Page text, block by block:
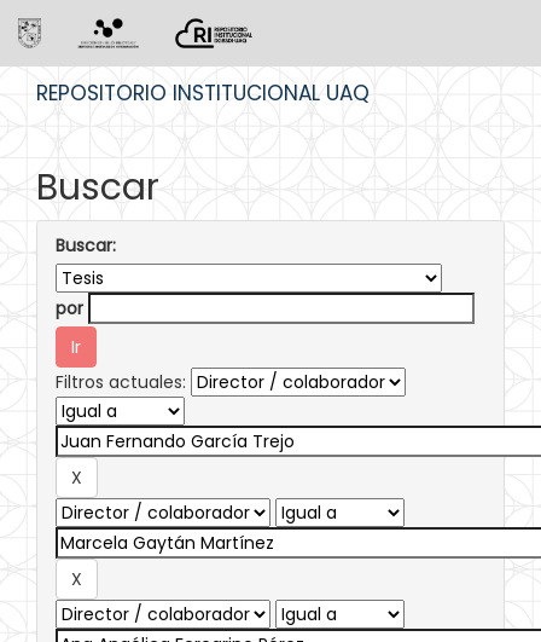
REPOSITORIO INSTITUCIONAL UAQ
Buscar
Buscar:
por
Filtros actuales: